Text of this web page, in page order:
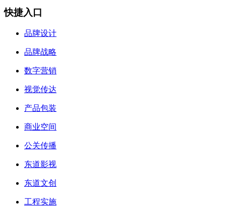
快捷入口
品牌设计
品牌战略
数字营销
视觉传达
产品包装
商业空间
公关传播
东道影视
东道文创
工程实施